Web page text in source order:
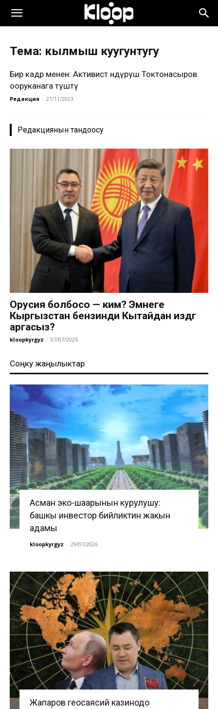
Тема: кылмыш куугунтугу
Бир кадр менен: Активист Өндүрүш Токтонасыров
ооруканага түштү
Редакция - 21/11/2023
Редакциянын тандоосу
Орусия болбосо — ким? Эмнеге
Кыргызстан бензинди Кытайдан издөөгө
аргасыз?
kloopkyrgyz - 07/07/2026
Соңку жаңылыктар
Асман эко-шаарынын курулушу:
башкы инвестор бийликтин жакын
адамы
kloopkyrgyz - 29/07/2026
Жапаров геосаясий казинодо